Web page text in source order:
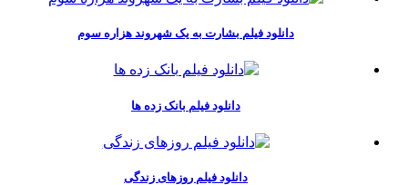
دانلود فیلم بشارت به یک شهروند هزاره سوم
دانلود فیلم بانک زده ها
دانلود فیلم روزهای زندگی